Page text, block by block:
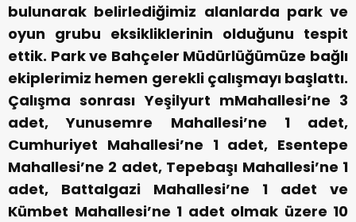
bulunarak belirlediğimiz alanlarda park ve
oyun grubu eksikliklerinin olduğunu tespit
ettik. Park ve Bahçeler Müdürlüğümüze bağlı
ekiplerimiz hemen gerekli çalışmayı başlattı.
Çalışma sonrası Yeşilyurt mMahallesi’ne 3
adet, Yunusemre Mahallesi’ne 1 adet,
Cumhuriyet Mahallesi’ne 1 adet, Esentepe
Mahallesi’ne 2 adet, Tepebaşı Mahallesi’ne 1
adet, Battalgazi Mahallesi’ne 1 adet ve
Kümbet Mahallesi’ne 1 adet olmak üzere 10